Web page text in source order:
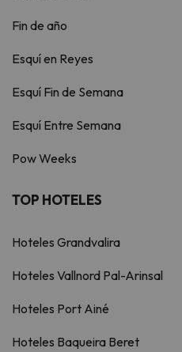
Fin de año
Esquí en Reyes
Esquí Fin de Semana
Esquí Entre Semana
Pow Weeks
TOP HOTELES
Hoteles Grandvalira
Hoteles Vallnord Pal-Arinsal
Hoteles Port Ainé
Hoteles Baqueira Beret